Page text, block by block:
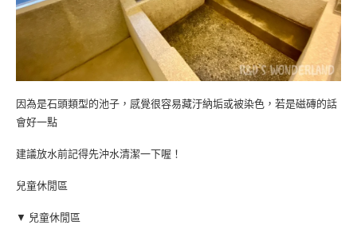
因為是石頭類型的池子，感覺很容易藏汙納垢或被染色，若是磁磚的話
會好一點
建議放水前記得先沖水清潔一下喔！
兒童休閒區
▼ 兒童休閒區